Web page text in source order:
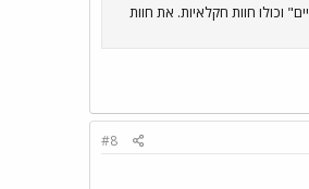
כמו אבותיהם במאה ה 18. במחוז חיים גם אנשים "מודרניים" וכולו חוות חקלאיות. את חוות
#8